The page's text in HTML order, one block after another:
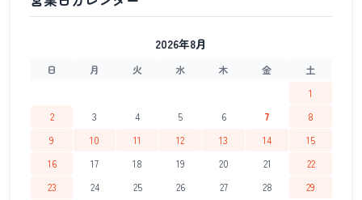
2026年8月
日 月 火 水 木 金
土
1
2
3 4 5 6 7
8
9
10 11 12 13 14
15
16
17 18 19 20 21
22
23
24 25 26 27 28
29